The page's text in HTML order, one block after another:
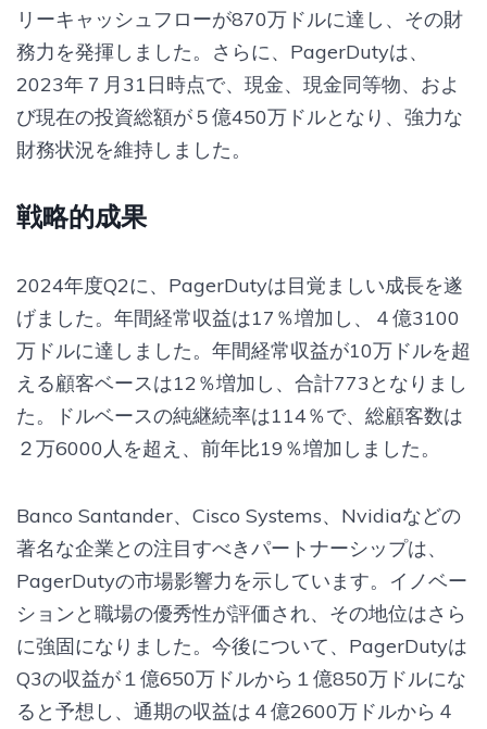
リーキャッシュフローが870万ドルに達し、その財
務力を発揮しました。さらに、PagerDutyは、
2023年７月31日時点で、現金、現金同等物、およ
び現在の投資総額が５億450万ドルとなり、強力な
財務状況を維持しました。
戦略的成果
2024年度Q2に、PagerDutyは目覚ましい成長を遂
げました。年間経常収益は17％増加し、４億3100
万ドルに達しました。年間経常収益が10万ドルを超
える顧客ベースは12％増加し、合計773となりまし
た。ドルベースの純継続率は114％で、総顧客数は
２万6000人を超え、前年比19％増加しました。
Banco Santander、Cisco Systems、Nvidiaなどの
著名な企業との注目すべきパートナーシップは、
PagerDutyの市場影響力を示しています。イノベー
ションと職場の優秀性が評価され、その地位はさら
に強固になりました。今後について、PagerDutyは
Q3の収益が１億650万ドルから１億850万ドルにな
ると予想し、通期の収益は４億2600万ドルから４